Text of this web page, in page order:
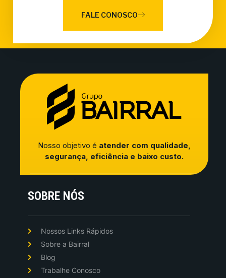
FALE CONOSCO
Nosso objetivo é atender com qualidade,
segurança, eficiência e baixo custo.
SOBRE NÓS
Nossos Links Rápidos
Sobre a Bairral
Blog
Trabalhe Conosco